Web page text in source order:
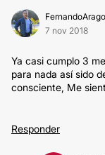
7 nov 2018
Ya casi cumplo 3
para nada así sido
consciente, Me
Responder